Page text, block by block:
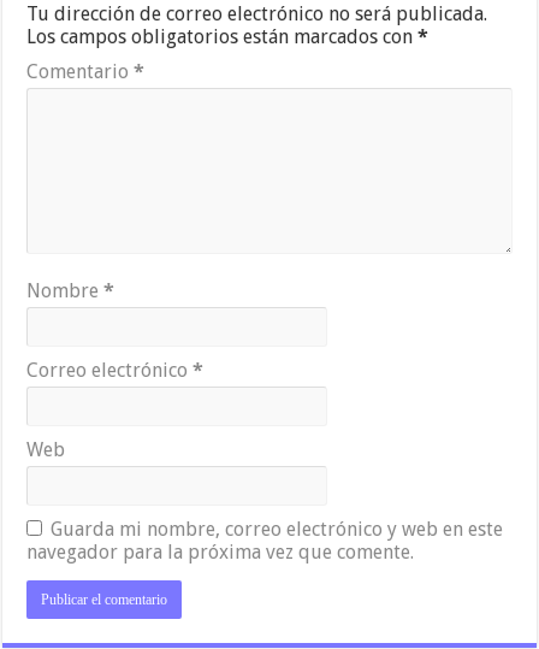
Tu dirección de correo electrónico no será publicada.
Los campos obligatorios están marcados con*
Comentario*
Nombre*
Correo electrónico*
Web
Guarda mi nombre, correo electrónico y web en este
navegador para la próxima vez que comente.